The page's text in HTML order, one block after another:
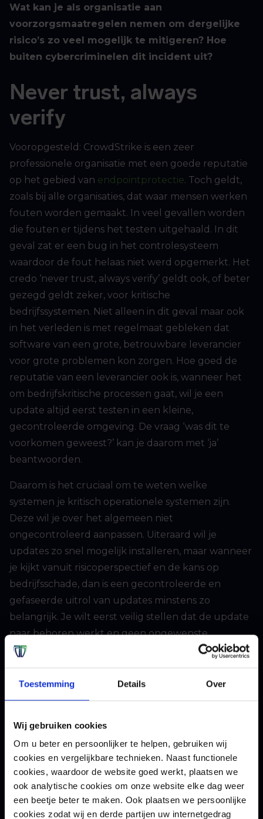
Toestemming Details Over
Wij gebruiken cookies
Om u beter en persoonlijker te helpen, gebruiken wij
cookies en vergelijkbare technieken. Naast functionele
cookies, waardoor de website goed werkt, plaatsen we
ook analytische cookies om onze website elke dag weer
een beetje beter te maken. Ook plaatsen we persoonlijke
cookies zodat wij en derde partijen uw internetgedrag
Wat kan je als organisatie aan
voorzorgsmaatregelen nemen om dergelijke
risico’s zo veel mogelijk te mitigeren? Hoe
buiten cybercriminelen dit incident uit?
Never trust, always
verify
Vooropgesteld: CrowdStrike is een zeer
professionele organisatie met een goede reputatie
op het gebied van endpointprotectie. Toch geldt,
zoals bij alle organisaties, dat waar mensen werken
fouten worden gemaakt. In veel gevallen worden
die fouten er tijdens het testen uitgehaald. In dit
geval zat er een bug in het controlesysteem
waardoor de fout helaas niet werd opgemerkt. Het
credo ‘never trust, always verify’ geldt ook, of beter
gezegd geldt zeker, voor kritische
bedrijfssystemen. Niet alleen in dit geval maar ook
in het verleden is met regelmaat gebleken dat
software van een grote, betrouwbare leverancier
voor grote problemen kon zorgen. Hoe goed de
reputatie van een leverancier ook is, wanneer het
om bedrijfskritische processen gaat, wil je een
update altijd eerst testen in een kleine,
gecontroleerde omgeving. De vraag ‘was dit te
voorkomen geweest?’ kan je daarom met ‘ja’
beantwoorden.
Daarom is het cruciaal om te weten welke
systemen je kritisch operationele systemen zijn.
Deze wil je over het algemeen niet
ongecontroleerd aanpassen. Uiteraard wil je
updates zo snel mogelijk installeren, maar wanneer
je kijkt vanuit risicoperspectief en de kans op
bedrijfsschade, dan is een gecontroleerde en
gefaseerde uitrol van updates minstens zo
belangrijk. Je wilt eerst veilig stellen dat de update
naar behoren werkt en geen ongewenste
bijwerkingen heeft op jouw
bedrijfsprocessen.
Waarborgen van
bedrijfscontinuïteit
Uiteraard bestaat er altijd een kans dat er toch iets
verkeerd gaat. Als organisatie is het daarom
belangrijk om een business continuity plan te
hebben. Net zoals er bij de meeste organisaties een